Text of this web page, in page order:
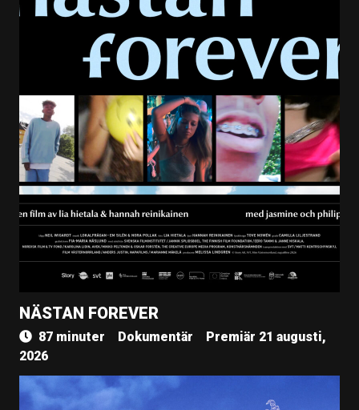
NÄSTAN FOREVER
87 minuter Dokumentär
Premiär 21 augusti,
2026